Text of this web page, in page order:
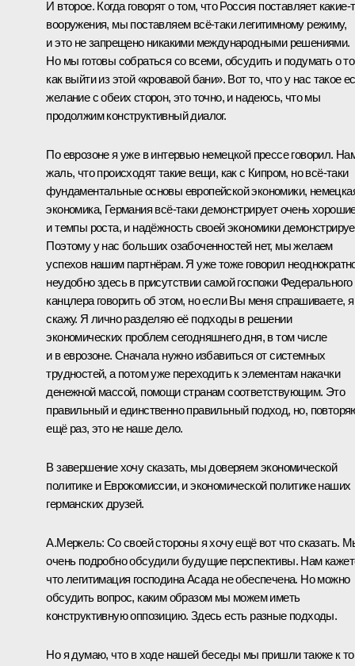
И второе. Когда говорят о том, что Россия поставляет
вооружения, мы поставляем всё‑таки легитимному режиму,
и это не запрещено никакими международными решениями.
Но мы готовы собраться со всеми, обсудить и подумать о
как выйти из этой «кровавой бани». Вот то, что у нас такое
желание с обеих сторон, это точно, и надеюсь, что мы
продолжим конструктивный диалог.
По еврозоне я уже в интервью немецкой прессе говорил.
жаль, что происходят такие вещи, как с Кипром, но всё‑таки
фундаментальные основы европейской экономики,
экономика, Германия всё‑таки демонстрирует очень
и темпы роста, и надёжность своей экономики
Поэтому у нас больших озабоченностей нет, мы желаем
успехов нашим партнёрам. Я уже тоже говорил
неудобно здесь в присутствии самой госпожи Федерального
канцлера говорить об этом, но если Вы меня спрашиваете, я
скажу. Я лично разделяю её подходы в решении
экономических проблем сегодняшнего дня, в том числе
и в еврозоне. Сначала нужно избавиться от системных
трудностей, а потом уже переходить к элементам накачки
денежной массой, помощи странам соответствующим. Это
правильный и единственно правильный подход, но,
ещё раз, это не наше дело.
В завершение хочу сказать, мы доверяем экономической
политике и Еврокомиссии, и экономической политике наших
германских друзей.
А.Меркель: Со своей стороны я хочу ещё вот что сказать.
очень подробно обсудили будущие перспективы. Нам
что легитимация господина Асада не обеспечена. Но можно
обсудить вопрос, каким образом мы можем иметь
конструктивную оппозицию. Здесь есть разные подходы.
Но я думаю, что в ходе нашей беседы мы пришли также к